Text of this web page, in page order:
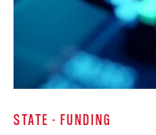
STATE - FUNDING